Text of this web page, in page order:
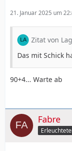
21. Januar 2025 um
Zitat von
Das mit Schick
90+4... Warte ab
Fabre